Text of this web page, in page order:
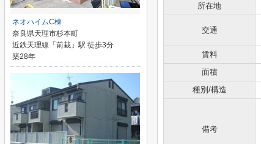
所在地
交通
賃料
面積
種別/構造
備考
ネオハイムC棟
奈良県天理市杉本町
近鉄天理線「前栽」駅 徒歩3分
築28年